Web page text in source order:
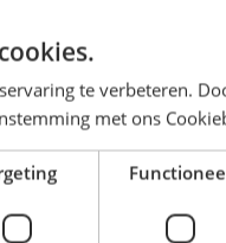
Met behulp
een enthousiast en
te verbeteren.
met ons